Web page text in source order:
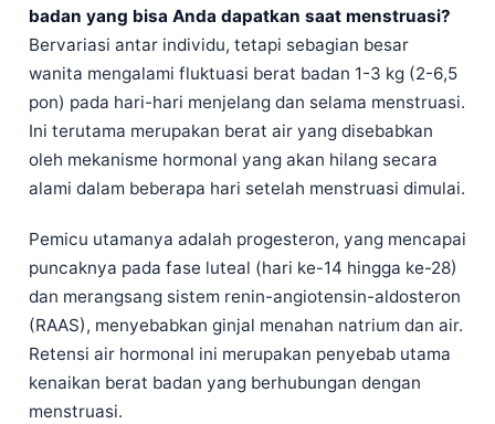
badan yang bisa Anda dapatkan saat menstruasi?
Bervariasi antar individu, tetapi sebagian besar
wanita mengalami fluktuasi berat badan 1-3 kg (2-6,5
pon) pada hari-hari menjelang dan selama menstruasi.
Ini terutama merupakan berat air yang disebabkan
oleh mekanisme hormonal yang akan hilang secara
alami dalam beberapa hari setelah menstruasi dimulai.
Pemicu utamanya adalah progesteron, yang mencapai
puncaknya pada fase luteal (hari ke-14 hingga ke-28)
dan merangsang sistem renin-angiotensin-aldosteron
(RAAS), menyebabkan ginjal menahan natrium dan air.
Retensi air hormonal ini merupakan penyebab utama
kenaikan berat badan yang berhubungan dengan
menstruasi.
தமிழ்
ગુજરાતી
മലയാളം
Bahasa Melayu
Tagalog
ไทย
ဗမာစာ
Kiswahili